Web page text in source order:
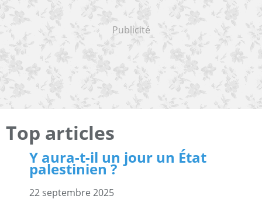
Publicité
Top articles
Y aura-t-il un jour un État
palestinien ?
22 septembre 2025